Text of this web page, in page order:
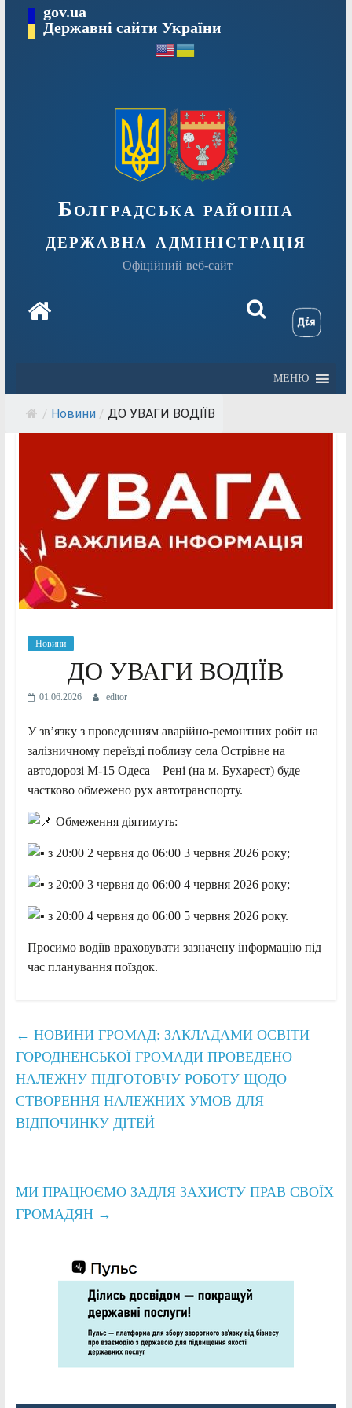
Перейтиgov.ua
Державні сайти України
Болградська районна
державна адміністрація
Офіційний веб-сайт
МЕНЮ
/ Новини / ДО УВАГИ ВОДІЇВ
Новини
ДО УВАГИ ВОДІЇВ
01.06.2026 editor
У зв’язку з проведенням аварійно-ремонтних робіт на
залізничному переїзді поблизу села Острівне на
автодорозі М-15 Одеса – Рені (на м. Бухарест) буде
частково обмежено рух автотранспорту.
Обмеження діятимуть:
з 20:00 2 червня до 06:00 3 червня 2026 року;
з 20:00 3 червня до 06:00 4 червня 2026 року;
з 20:00 4 червня до 06:00 5 червня 2026 року.
Просимо водіїв враховувати зазначену інформацію під
час планування поїздок.
← НОВИНИ ГРОМАД: ЗАКЛАДАМИ ОСВІТИ
ГОРОДНЕНСЬКОЇ ГРОМАДИ ПРОВЕДЕНО
НАЛЕЖНУ ПІДГОТОВЧУ РОБОТУ ЩОДО
СТВОРЕННЯ НАЛЕЖНИХ УМОВ ДЛЯ
ВІДПОЧИНКУ ДІТЕЙ
МИ ПРАЦЮЄМО ЗАДЛЯ ЗАХИСТУ ПРАВ СВОЇХ
ГРОМАДЯН →